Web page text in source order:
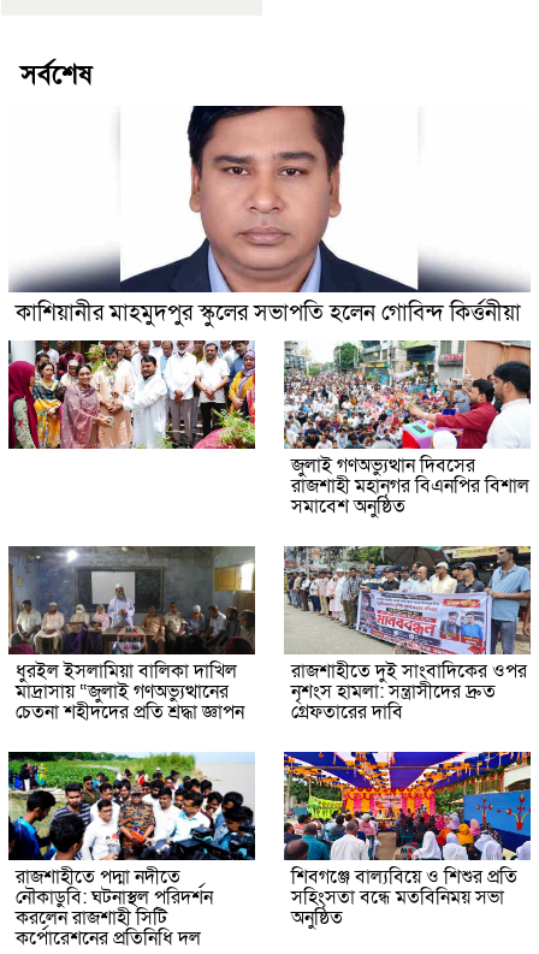
সর্বশেষ
কাশিয়ানীর মাহমুদপুর স্কুলের সভাপতি হলেন গোবিন্দ কির্ত্তনীয়া
জুলাই গণঅভ্যুত্থান দিবসের
রাজশাহী মহানগর বিএনপির বিশাল
সমাবেশ অনুষ্ঠিত
ধুরইল ইসলামিয়া বালিকা দাখিল
মাদ্রাসায় “জুলাই গণঅভ্যুত্থানের
চেতনা শহীদদের প্রতি শ্রদ্ধা জ্ঞাপন
রাজশাহীতে দুই সাংবাদিকের ওপর
নৃশংস হামলা: সন্ত্রাসীদের দ্রুত
গ্রেফতারের দাবি
রাজশাহীতে পদ্মা নদীতে
নৌকাডুবি: ঘটনাস্থল পরিদর্শন
করলেন রাজশাহী সিটি
কর্পোরেশনের প্রতিনিধি দল
শিবগঞ্জে বাল্যবিয়ে ও শিশুর প্রতি
সহিংসতা বন্ধে মতবিনিময় সভা
অনুষ্ঠিত